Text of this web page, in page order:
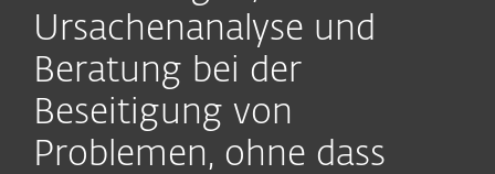
Ursachenanalyse und
Beratung bei der
Beseitigung von
Problemen, ohne dass